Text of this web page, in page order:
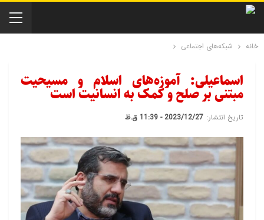
خانه شبکه‌های اجتماعی
اسماعیلی: آموزه‌های اسلام و مسیحیت
مبتنی بر صلح و کمک به انسانیت است
تاریخ انتشار: 2023/12/27 - 11:39 ق.ظ